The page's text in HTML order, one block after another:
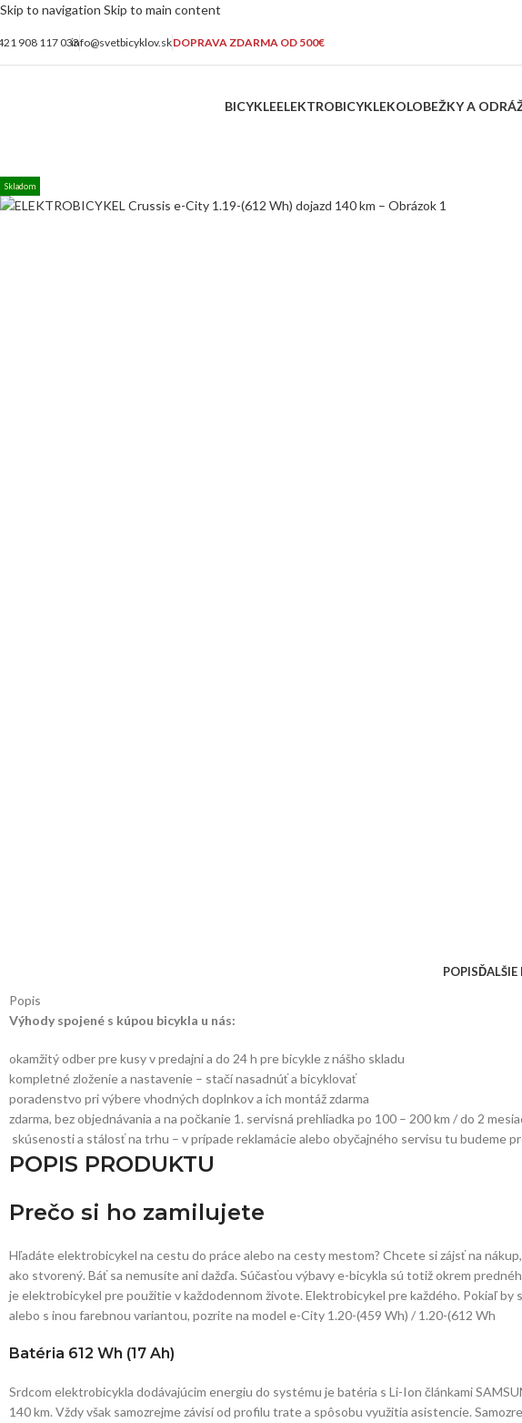
Skip to navigation Skip to main content
908 117 033info@svetbicyklov.skDOPRAVA ZDARMA OD 500€
BICYKLEELEKTROBICYKLEKOLOBEŽKY A
Skladom
POPIS
Popis
Výhody spojené s kúpou bicykla u nás:
okamžitý odber pre kusy v predajni a do 24 h pre bicykle z nášho skladu
kompletné zloženie a nastavenie – stačí nasadnúť a bicyklovať
poradenstvo pri výbere vhodných doplnkov a ich montáž zdarma
zdarma, bez objednávania a na počkanie 1. servisná prehliadka po 100 – 200 km / do 2
skúsenosti a stálosť na trhu – v prípade reklamácie alebo obyčajného servisu tu budeme
POPIS PRODUKTU
Prečo si ho zamilujete
Hľadáte elektrobicykel na cestu do práce alebo na cesty mestom? Chcete si zájsť na
ako stvorený. Báť sa nemusíte ani dažďa. Súčasťou výbavy e-bicykla sú totiž okrem
je elektrobicykel pre použitie v každodennom živote. Elektrobicykel pre každého. Pokiaľ
alebo s inou farebnou variantou, pozrite na model e-City 1.20-(459 Wh) / 1.20-(612 Wh
Batéria 612 Wh (17 Ah)
Srdcom elektrobicykla dodávajúcim energiu do systému je batéria s Li-Ion článkami
140 km. Vždy však samozrejme závisí od profilu trate a spôsobu využitia asistencie.